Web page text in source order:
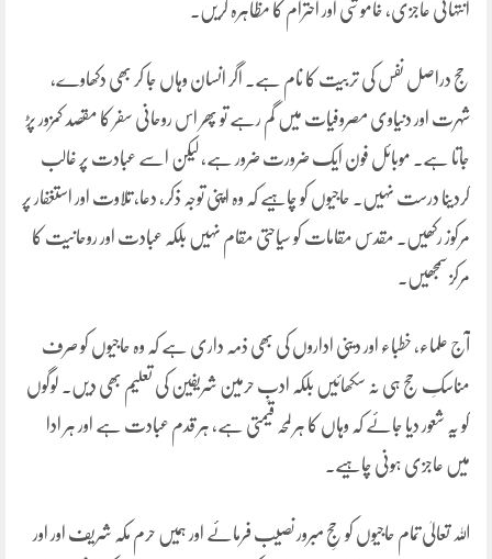
انتہائی عاجزی، خاموشی اور احترام کا مظاہرہ کریں۔
حج دراصل نفس کی تربیت کا نام ہے۔ اگر انسان وہاں جا کر بھی دکھاوے،
شہرت اور دنیاوی مصروفیات میں گم رہے تو پھر اس روحانی سفر کا مقصد کمزور پڑ
جاتا ہے۔ موبائل فون ایک ضرورت ضرور ہے، لیکن اسے عبادت پر غالب
کردینا درست نہیں۔ حاجیوں کو چاہیے کہ وہ اپنی توجہ ذکر، دعا، تلاوت اور استغفار پر
مرکوز رکھیں۔ مقدس مقامات کو سیاحتی مقام نہیں بلکہ عبادت اور روحانیت کا
مرکز سمجھیں۔
آج علماء، خطباء اور دینی اداروں کی بھی ذمہ داری ہے کہ وہ حاجیوں کو صرف
مناسکِ حج ہی نہ سکھائیں بلکہ ادبِ حرمین شریفین کی تعلیم بھی دیں۔ لوگوں
کو یہ شعور دیا جائے کہ وہاں کا ہر لمحہ قیمتی ہے، ہر قدم عبادت ہے اور ہر ادا
میں عاجزی ہونی چاہیے۔
اللہ تعالیٰ تمام حاجیوں کو حجِ مبرور نصیب فرمائے اور ہمیں حرم مکہ شریف اور اور